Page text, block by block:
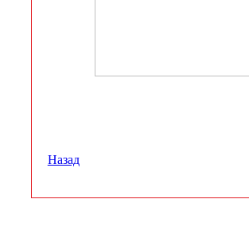
Назад